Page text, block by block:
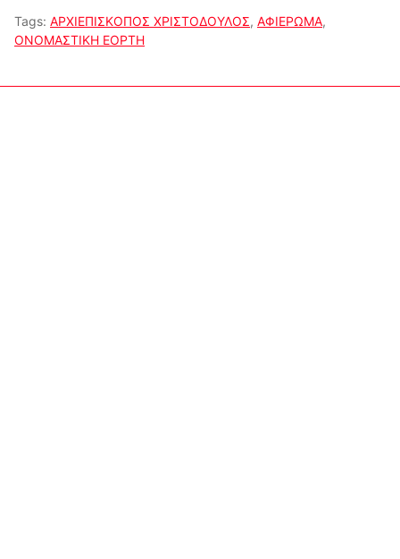
Tags: ΑΡΧΙΕΠΙΣΚΟΠΟΣ ΧΡΙΣΤΟΔΟΥΛΟΣ, ΑΦΙΕΡΩΜΑ,
ΟΝΟΜΑΣΤΙΚΗ ΕΟΡΤΗ